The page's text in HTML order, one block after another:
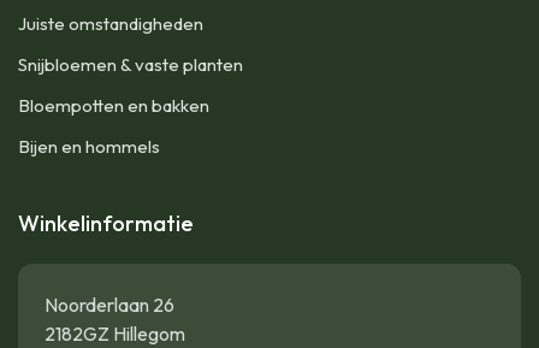
Juiste omstandigheden
Snijbloemen & vaste planten
Bloempotten en bakken
Bijen en hommels
Winkelinformatie
Noorderlaan 26
2182GZ Hillegom